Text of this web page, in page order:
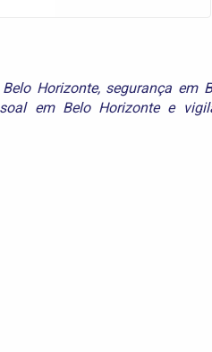
Horizonte, segurança em
em Belo Horizontee